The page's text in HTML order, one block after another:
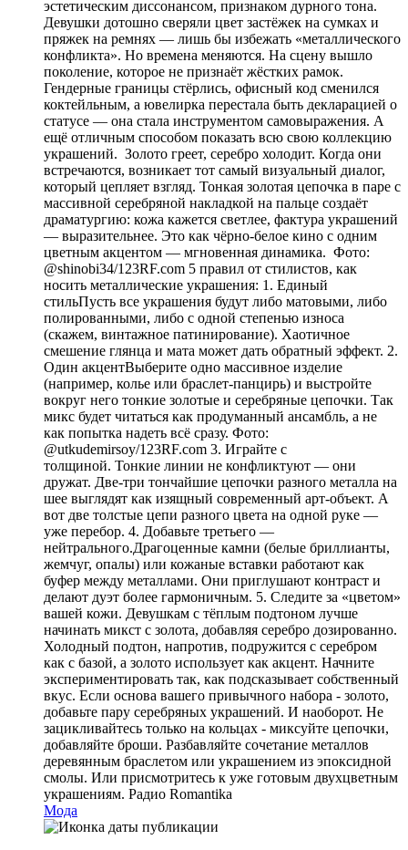
эстетическим диссонансом, признаком дурного тона.
Девушки дотошно сверяли цвет застёжек на сумках и
пряжек на ремнях — лишь бы избежать «металлического
конфликта». Но времена меняются. На сцену вышло
поколение, которое не признаёт жёстких рамок.
Гендерные границы стёрлись, офисный код сменился
коктейльным, а ювелирка перестала быть декларацией о
статусе — она стала инструментом самовыражения. А
ещё отличным способом показать всю свою коллекцию
украшений. Золото греет, серебро холодит. Когда они
встречаются, возникает тот самый визуальный диалог,
который цепляет взгляд. Тонкая золотая цепочка в паре с
массивной серебряной накладкой на пальце создаёт
драматургию: кожа кажется светлее, фактура украшений
— выразительнее. Это как чёрно-белое кино с одним
цветным акцентом — мгновенная динамика. Фото:
@shinobi34/123RF.com 5 правил от стилистов, как
носить металлические украшения: 1. Единый
стильПусть все украшения будут либо матовыми, либо
полированными, либо с одной степенью износа
(скажем, винтажное патинирование). Хаотичное
смешение глянца и мата может дать обратный эффект. 2.
Один акцентВыберите одно массивное изделие
(например, колье или браслет-панцирь) и выстройте
вокруг него тонкие золотые и серебряные цепочки. Так
микс будет читаться как продуманный ансамбль, а не
как попытка надеть всё сразу. Фото:
@utkudemirsoy/123RF.com 3. Играйте с
толщиной. Тонкие линии не конфликтуют — они
дружат. Две-три тончайшие цепочки разного металла на
шее выглядят как изящный современный арт-объект. А
вот две толстые цепи разного цвета на одной руке —
уже перебор. 4. Добавьте третьего —
нейтрального.Драгоценные камни (белые бриллианты,
жемчуг, опалы) или кожаные вставки работают как
буфер между металлами. Они приглушают контраст и
делают дуэт более гармоничным. 5. Следите за «цветом»
вашей кожи. Девушкам с тёплым подтоном лучше
начинать микст с золота, добавляя серебро дозированно.
Холодный подтон, напротив, подружится с серебром
как с базой, а золото использует как акцент. Начните
экспериментировать так, как подсказывает собственный
вкус. Если основа вашего привычного набора - золото,
добавьте пару серебряных украшений. И наоборот. Не
зацикливайтесь только на кольцах - миксуйте цепочки,
добавляйте броши. Разбавляйте сочетание металлов
деревянным браслетом или украшением из эпоксидной
смолы. Или присмотритесь к уже готовым двухцветным
украшениям. Радио Romantika
Мода